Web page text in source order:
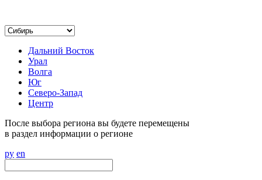
Дальний Восток
Урал
Волга
Юг
Северо-Запад
Центр
После выбора региона вы будете перемещены
в раздел информации о регионе
ру en